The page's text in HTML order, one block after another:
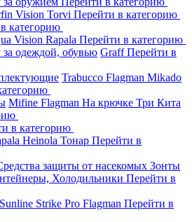
Vision Torvi Перейти в категорию
категорию
Vision Rapala Перейти в категорию
за одеждой, обувью GraffПерейти в
Trabucco Flagman Mikado
Mifine Flagman На крючке Три Кита
в категорию
Heinola Тонар Перейти в
защиты от насекомых Зонты
Холодильники Перейти в
Sunline Strike Pro Flagman Перейти в